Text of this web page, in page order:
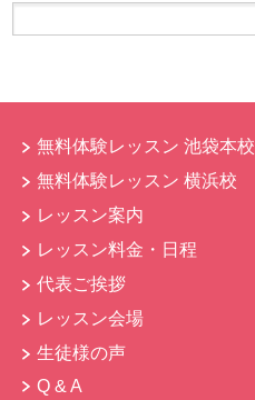
無料体験レッスン 池袋本校
無料体験レッスン 横浜校
レッスン案内
レッスン料金・日程
代表ご挨拶
レッスン会場
生徒様の声
Q & A